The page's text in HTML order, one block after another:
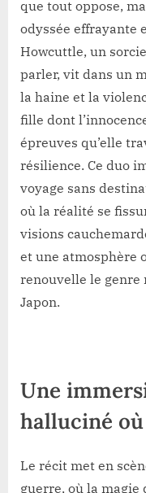
que tout oppose,
odyssée effrayante
Howcuttle, un
parler, vit dans un
la haine et la
fille dont
épreuves qu’elle
résilience. Ce duo
voyage sans
où la réalité se
visions
et une atmosphère
renouvelle le
Japon.
Une
halluciné où
Le récit met en
guerre, où la magie